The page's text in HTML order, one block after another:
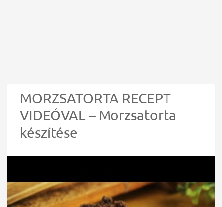
MORZSATORTA RECEPT
VIDEÓVAL – Morzsatorta
készítése